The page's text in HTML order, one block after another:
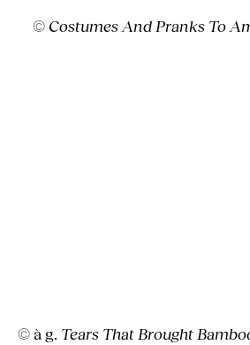
© Costumes And Pranks To
© à g. Tears That Brought